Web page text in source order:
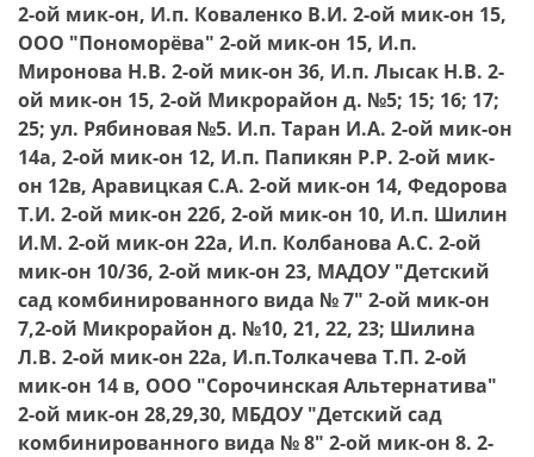
2-ой мик-он, И.п. Коваленко В.И. 2-ой мик-он 15,
ООО "Пономорёва" 2-ой мик-он 15, И.п.
Миронова Н.В. 2-ой мик-он 36, И.п. Лысак Н.В. 2-
ой мик-он 15, 2-ой Микрорайон д. №5; 15; 16; 17;
25; ул. Рябиновая №5. И.п. Таран И.А. 2-ой мик-он
14а, 2-ой мик-он 12, И.п. Папикян Р.Р. 2-ой мик-
он 12в, Аравицкая С.А. 2-ой мик-он 14, Федорова
Т.И. 2-ой мик-он 22б, 2-ой мик-он 10, И.п. Шилин
И.М. 2-ой мик-он 22а, И.п. Колбанова А.С. 2-ой
мик-он 10/36, 2-ой мик-он 23, МАДОУ "Детский
сад комбинированного вида № 7" 2-ой мик-он
7,2-ой Микрорайон д. №10, 21, 22, 23; Шилина
Л.В. 2-ой мик-он 22а, И.п.Толкачева Т.П. 2-ой
мик-он 14 в, ООО "Сорочинская Альтернатива"
2-ой мик-он 28,29,30, МБДОУ "Детский сад
комбинированного вида № 8" 2-ой мик-он 8. 2-